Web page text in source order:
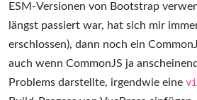
ESM-Versionen von Bootstrap
längst passiert war, hat sich mir
erschlossen), dann noch ein
auch wenn CommonJS ja
Problems darstellte, irgendwie eine